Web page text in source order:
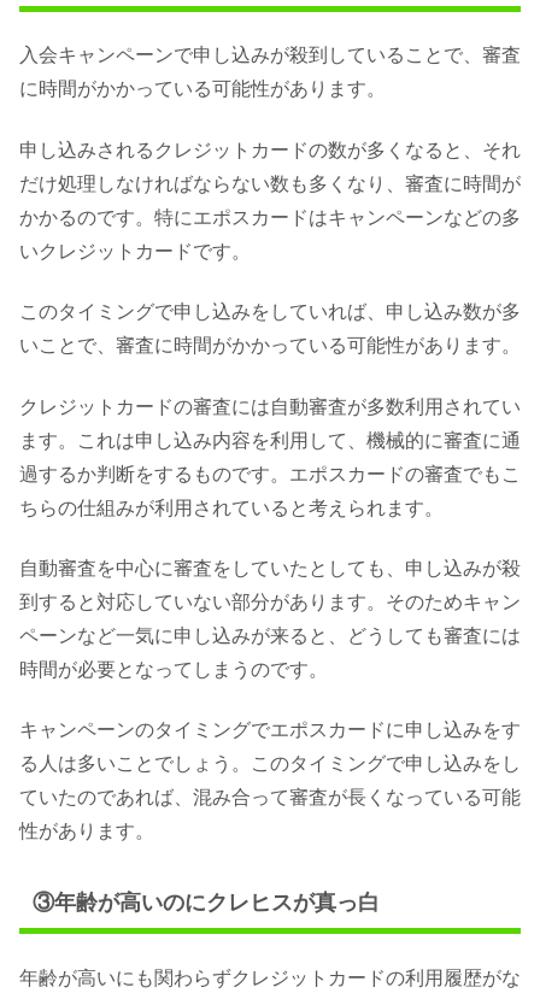
入会キャンペーンで申し込みが殺到していることで、審査
に時間がかかっている可能性があります。
申し込みされるクレジットカードの数が多くなると、それ
だけ処理しなければならない数も多くなり、審査に時間が
かかるのです。特にエポスカードはキャンペーンなどの多
いクレジットカードです。
このタイミングで申し込みをしていれば、申し込み数が多
いことで、審査に時間がかかっている可能性があります。
クレジットカードの審査には自動審査が多数利用されてい
ます。これは申し込み内容を利用して、機械的に審査に通
過するか判断をするものです。エポスカードの審査でもこ
ちらの仕組みが利用されていると考えられます。
自動審査を中心に審査をしていたとしても、申し込みが殺
到すると対応していない部分があります。そのためキャン
ペーンなど一気に申し込みが来ると、どうしても審査には
時間が必要となってしまうのです。
キャンペーンのタイミングでエポスカードに申し込みをす
る人は多いことでしょう。このタイミングで申し込みをし
ていたのであれば、混み合って審査が長くなっている可能
性があります。
③年齢が高いのにクレヒスが真っ白
年齢が高いにも関わらずクレジットカードの利用履歴がな